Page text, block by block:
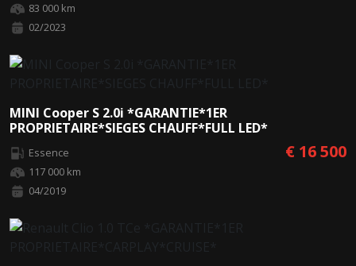
83 000 km
02/2023
MINI Cooper S 2.0i *GARANTIE*1ER
PROPRIETAIRE*SIEGES CHAUFF*FULL LED*
Essence
117 000 km
04/2019
€ 16 500